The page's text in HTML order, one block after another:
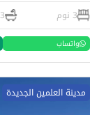
3 نوم 3 حمام
واتساب
مدينة العلمين الجديدة